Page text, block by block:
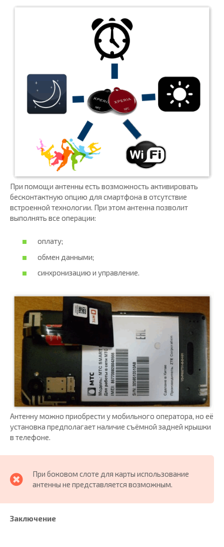
При помощи антенны есть возможность активировать
бесконтактную опцию для смартфона в отсутствие
встроенной технологии. При этом антенна позволит
выполнять все операции:
оплату;
обмен данными;
синхронизацию и управление.
Антенну можно приобрести у мобильного оператора, но её
установка предполагает наличие съёмной задней крышки
в телефоне.
При боковом слоте для карты использование
антенны не представляется возможным.
Заключение